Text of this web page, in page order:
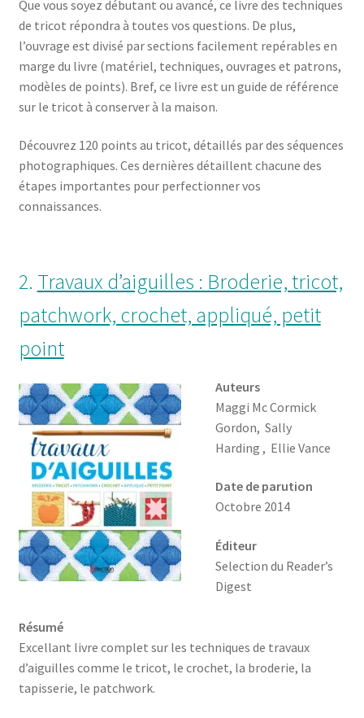
Que vous soyez débutant ou avancé, ce livre des techniques
de tricot répondra à toutes vos questions. De plus,
l’ouvrage est divisé par sections facilement repérables en
marge du livre (matériel, techniques, ouvrages et patrons,
modèles de points). Bref, ce livre est un guide de référence
sur le tricot à conserver à la maison.
Découvrez 120 points au tricot, détaillés par des séquences
photographiques. Ces dernières détaillent chacune des
étapes importantes pour perfectionner vos
connaissances.
2. Travaux d’aiguilles : Broderie, tricot,
patchwork, crochet, appliqué, petit
point
Auteurs
Maggi Mc Cormick
Gordon, Sally
Harding , Ellie Vance
Date de parution
Octobre 2014
Éditeur
Selection du Reader’s
Digest
Résumé
Excellant livre complet sur les techniques de travaux
d’aiguilles comme le tricot, le crochet, la broderie, la
tapisserie, le patchwork.